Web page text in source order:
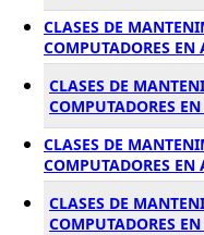
CLASES DE
COMPUTADORES EN
CLASES DE
COMPUTADORES
CLASES DE
COMPUTADORES
CLASES DE
COMPUTADORES